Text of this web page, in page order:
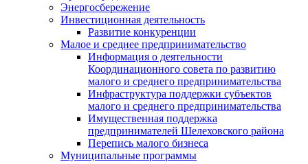
Энергосбережение
Инвестиционная деятельность
Развитие конкуренции
Малое и среднее предпринимательство
Информация о деятельности
Координационного совета по развитию
малого и среднего предпринимательства
Инфраструктура поддержки субъектов
малого и среднего предпринимательства
Имущественная поддержка
предпринимателей Шелеховского района
Перепись малого бизнеса
Муниципальные программы